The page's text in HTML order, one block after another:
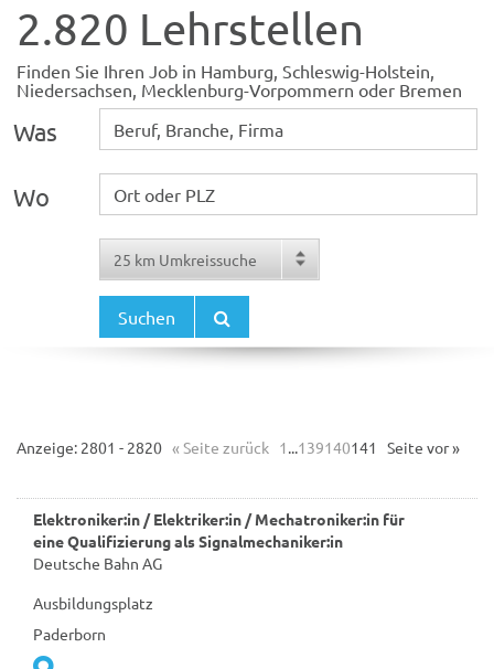
2.820 Lehrstellen
Finden Sie Ihren Job in Hamburg, Schleswig-Holstein,
Niedersachsen, Mecklenburg-Vorpommern oder Bremen
Was
Wo
Suchen
Anzeige: 2801 - 2820 « Seite zurück 1 ...139140141 Seite vor »
Elektroniker:in / Elektriker:in / Mechatroniker:in für
eine Qualifizierung als Signalmechaniker:in
Deutsche Bahn AG
Ausbildungsplatz
Paderborn